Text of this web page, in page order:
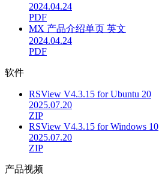
2024.04.24
PDF
MX 产品介绍单页 英文
2024.04.24
PDF
软件
RSView V4.3.15 for Ubuntu 20
2025.07.20
ZIP
RSView V4.3.15 for Windows 10
2025.07.20
ZIP
产品视频